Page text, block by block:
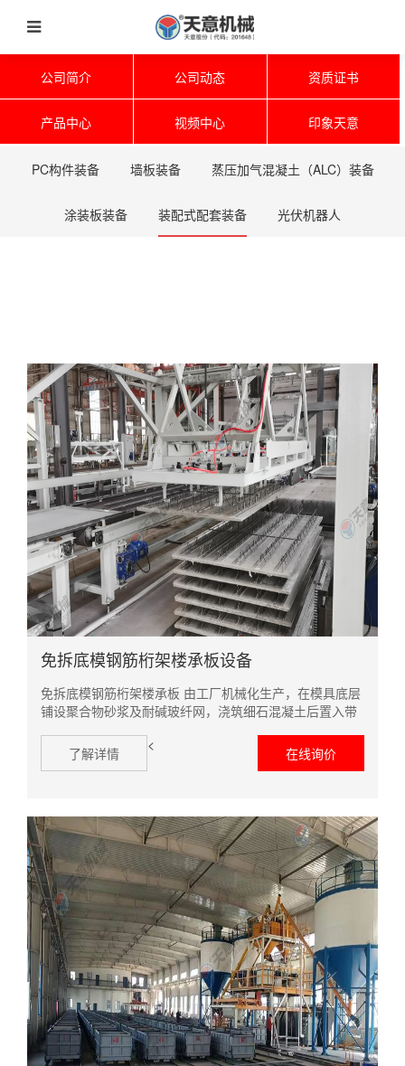
公司简介 公司动态 资质证书
产品中心 视频中心 印象天意
PC构件装备 墙板装备 蒸压加气混凝土（ALC）装备
涂装板装备 装配式配套装备 光伏机器人
免拆底模钢筋桁架楼承板设备
免拆底模钢筋桁架楼承板 由工厂机械化生产，在模具底层
铺设聚合物砂浆及耐碱玻纤网，浇筑细石混凝土后置入带
成底板，经养护、固化后形成的楼承板，桁架楼承板在...
了解详情 < 在线询价